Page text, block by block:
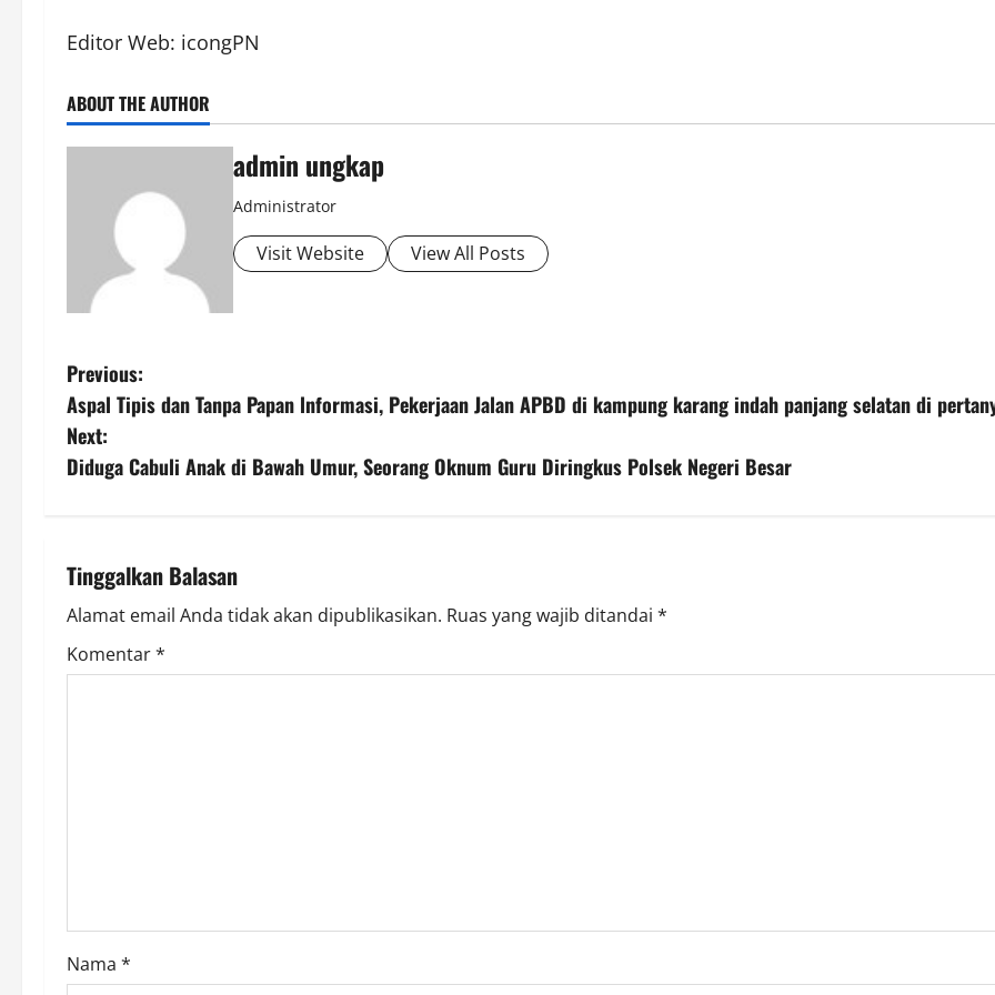
Editor Web: icongPN
ABOUT THE AUTHOR
admin ungkap
Administrator
Visit Website View All Posts
P
o
s
n
a
v
o
Previous:
Aspal Tipis dan Tanpa Papan lnformasi, Pekerjaan Jalan APBD di kampung karang indah panjang selatan di
Next:
Diduga Cabuli Anak di Bawah Umur, Seorang Oknum Guru Diringkus Polsek Negeri Besar
Tinggalkan Balasan
Alamat email Anda tidak akan dipublikasikan. Ruas yang wajib ditandai *
Komentar*
Nama *